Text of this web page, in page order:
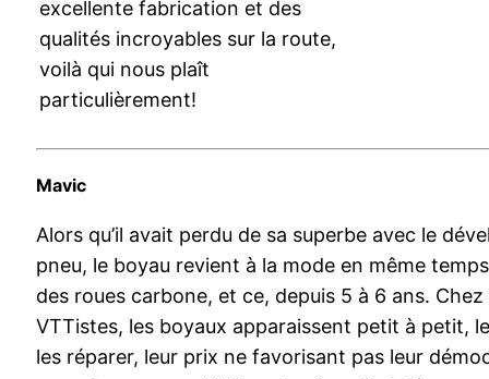
excellente fabrication et des
qualités incroyables sur la route,
voilà qui nous plaît
particulièrement!
Mavic
Alors qu’il avait perdu de sa superbe avec le
pneu, le boyau revient à la mode en même
des roues carbone, et ce, depuis 5 à 6 ans.
VTTistes, les boyaux apparaissent petit à petit,
les réparer, leur prix ne favorisant pas leur